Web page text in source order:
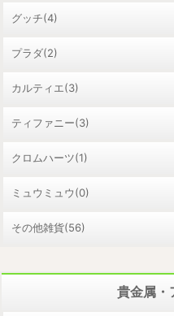
グッチ(4)
プラダ(2)
カルティエ(3)
ティファニー(3)
クロムハーツ(1)
ミュウミュウ(0)
その他雑貨(56)
貴金属・